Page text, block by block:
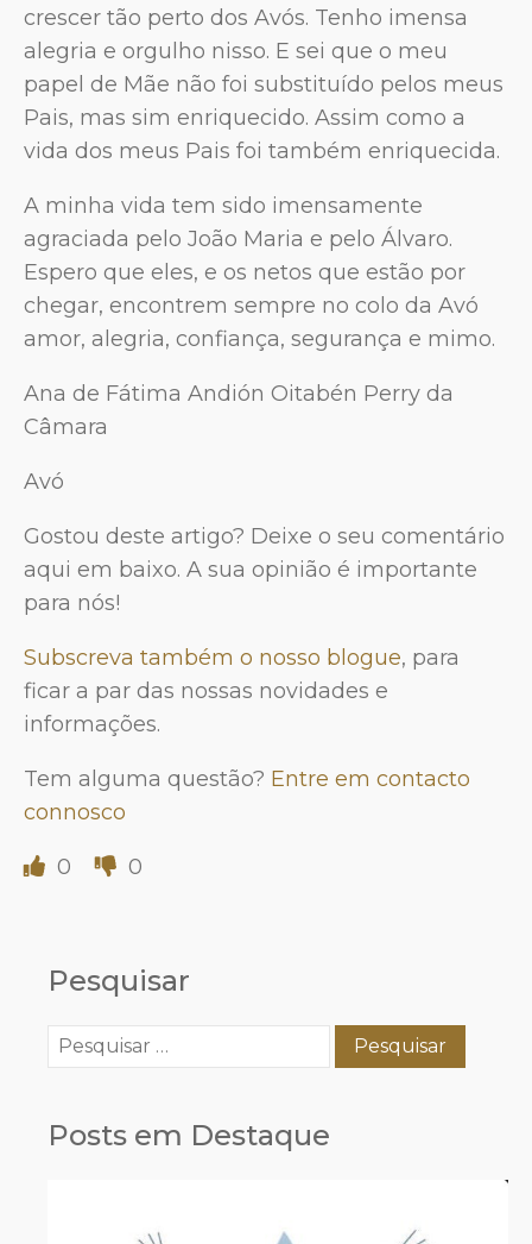
crescer tão perto dos Avós. Tenho imensa
alegria e orgulho nisso. E sei que o meu
papel de Mãe não foi substituído pelos meus
Pais, mas sim enriquecido. Assim como a
vida dos meus Pais foi também enriquecida.
A minha vida tem sido imensamente
agraciada pelo João Maria e pelo Álvaro.
Espero que eles, e os netos que estão por
chegar, encontrem sempre no colo da Avó
amor, alegria, confiança, segurança e mimo.
Ana de Fátima Andión Oitabén Perry da
Câmara
Avó
Gostou deste artigo? Deixe o seu comentário
aqui em baixo. A sua opinião é importante
para nós!
Subscreva também o nosso blogue, para
ficar a par das nossas novidades e
informações.
Tem alguma questão? Entre em contacto
connosco
0 0
Pesquisar
Pesquisar
por:
Posts em Destaque